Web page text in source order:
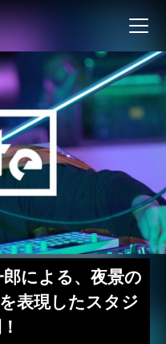
による、夜景の
表現したスタジ